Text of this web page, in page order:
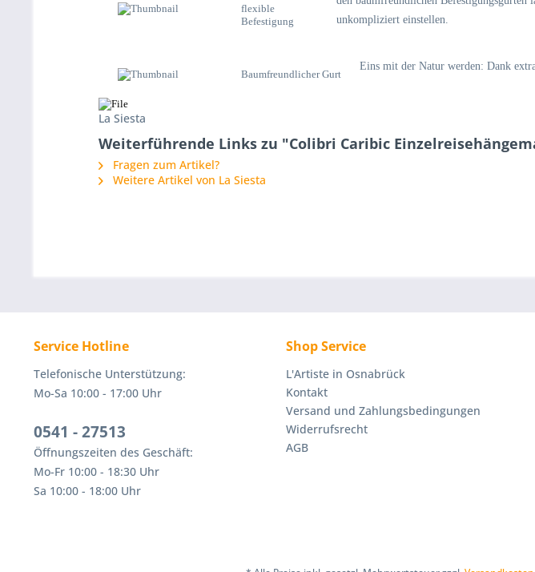
flexible
Befestigung
unkompliziert einstellen.
Baumfreundlicher Gurt
Eins mit der Natur werden: Dank
La Siesta
Weiterführende Links zu "Colibri Caribic
Fragen zum Artikel?
Weitere Artikel von La Siesta
Service Hotline
Telefonische Unterstützung:
Mo-Sa 10:00 - 17:00 Uhr
0541 - 27513
Öffnungszeiten des Geschäft:
Mo-Fr 10:00 - 18:30 Uhr
Sa 10:00 - 18:00 Uhr
Shop Service
L'Artiste in Osnabrück
Kontakt
Versand und Zahlungsbedingungen
Widerrufsrecht
AGB